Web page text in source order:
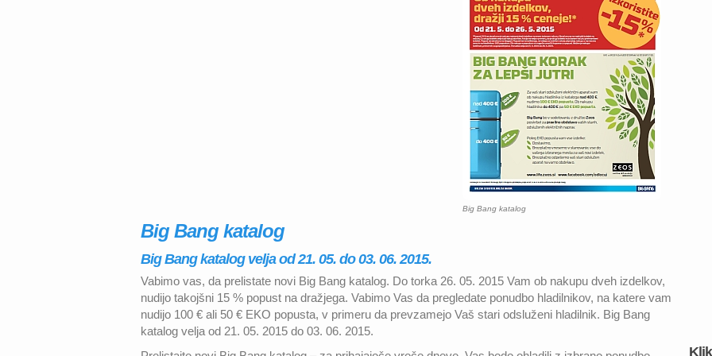
Big Bang katalog
Big Bang katalog
Big Bang katalog velja od 21. 05. do 03. 06. 2015.
Vabimo vas, da prelistate novi Big Bang katalog. Do torka 26. 05. 2015 Vam ob nakupu dveh izdelkov,
nudijo takojšni 15 % popust na dražjega. Vabimo Vas da pregledate ponudbo hladilnikov, na katere vam
nudijo 100 € ali 50 € EKO popusta, v primeru da prevzamejo Vaš stari odsluženi hladilnik. Big Bang
katalog velja od 21. 05. 2015 do 03. 06. 2015.